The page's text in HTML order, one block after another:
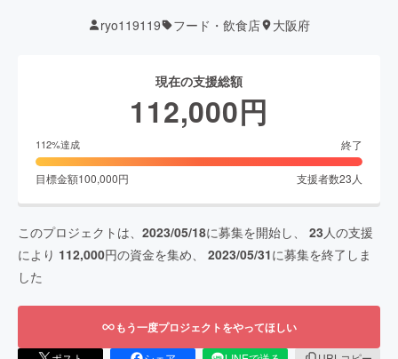
ryo119119 フード・飲食店 大阪府
現在の支援総額
112,000円
112%達成 終了
目標金額100,000円 支援者数23 人
このプロジェクトは、 2023/05/18に募集を開始し、 23 人の支援
により 112,000円の資金を集め、 2023/05/31に募集を終了しま
した
もう一度プロジェクトをやってほしい